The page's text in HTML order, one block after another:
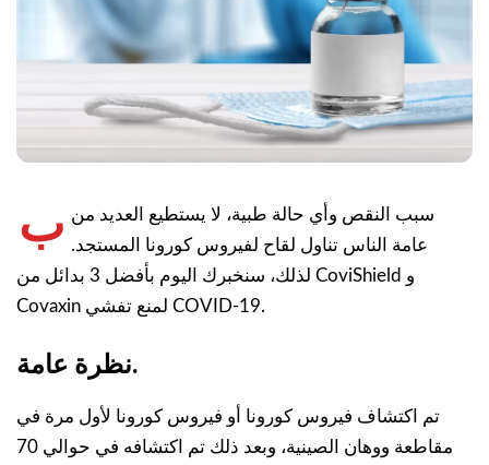
ب سبب النقص وأي حالة طبية، لا يستطيع العديد من
عامة الناس تناول لقاح لفيروس كورونا المستجد.
لذلك، سنخبرك اليوم بأفضل 3 بدائل من CoviShield و
Covaxin لمنع تفشي COVID-19.
نظرة عامة.
تم اكتشاف فيروس كورونا أو فيروس كورونا لأول مرة في
مقاطعة ووهان الصينية، وبعد ذلك تم اكتشافه في حوالي 70